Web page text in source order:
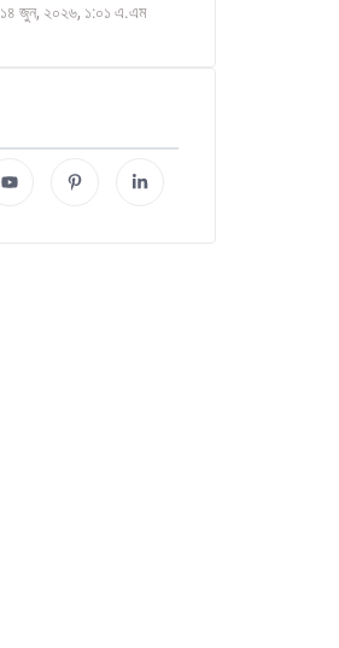
১৪ জুন, ২০২৬, ১:০১ এ.এম